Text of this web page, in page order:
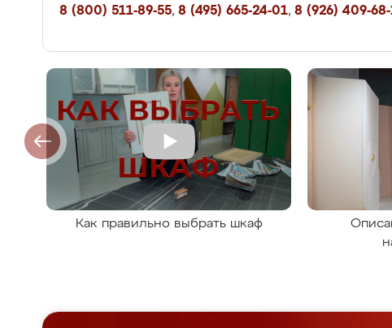
8 (800) 511-89-55, 8 (495) 665-24-01, 8 (926) 409-68-
Как правильно выбрать шкаф